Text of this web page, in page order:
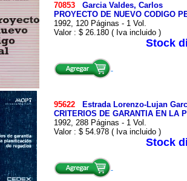
70853 Garcia Valdes, Carlos
PROYECTO DE NUEVO CODIGO
1992, 120 Páginas - 1 Vol.
Valor : $ 26.180 ( Iva incluido )
Stock
95622
Estrada Lorenzo-Lujan
CRITERIOS DE GARANTIA EN LA
1992, 288 Páginas - 1 Vol.
Valor : $ 54.978 ( Iva incluido )
Stock